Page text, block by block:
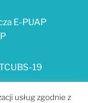
E-PUAP
19
usług zgodnie z